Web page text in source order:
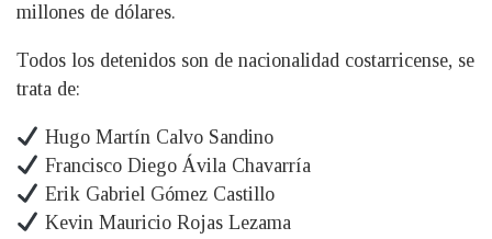
millones de dólares.
Todos los detenidos son de nacionalidad costarricense, se
trata de:
Hugo Martín Calvo Sandino
Francisco Diego Ávila Chavarría
Erik Gabriel Gómez Castillo
Kevin Mauricio Rojas Lezama